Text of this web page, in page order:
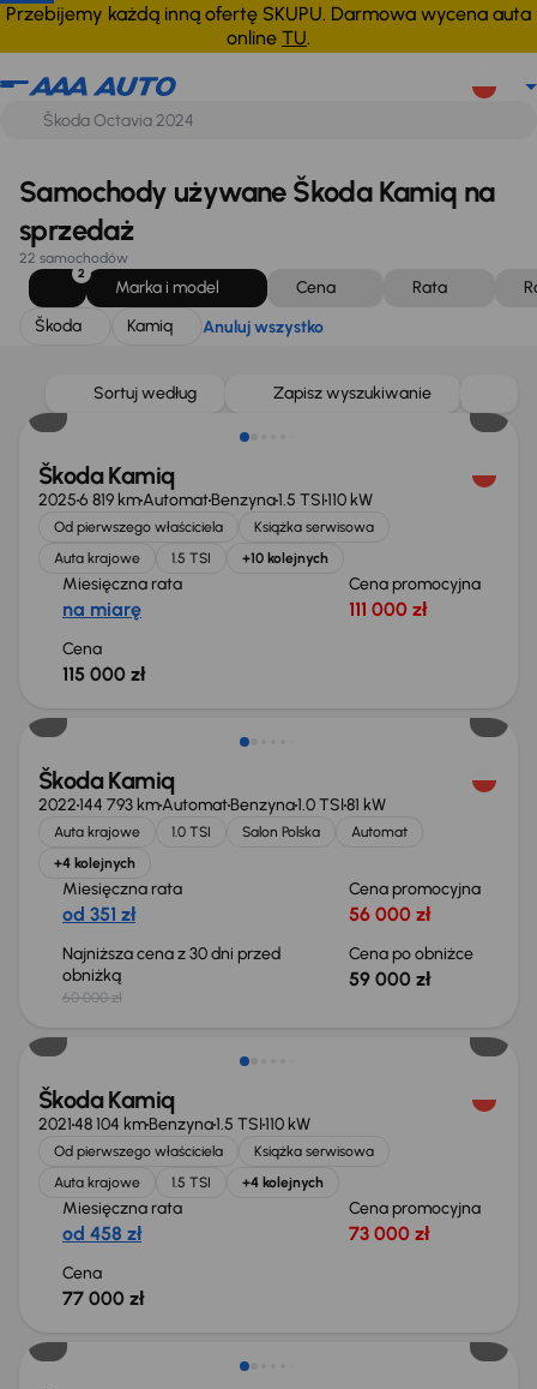
Przebijemy każdą inną ofertę SKUPU. Darmowa wycena auta
online TU.
Škoda Kamiq Anuluj wszystko
Samochody używane Škoda Kamiq na
sprzedaż
22 samochodów
2
Marka i model Cena Rata
Škoda
Kamiq Anuluj wszystko
Sortuj według Zapisz wyszukiwanie
Świeżo skupione
Škoda Kamiq
20256 819 kmAutomatBenzyna1.5 TSI110 kW
Od pierwszego właściciela
Książka serwisowa
Auta krajowe
1.5 TSI +10 kolejnych
Miesięczna rata
na miarę
Cena promocyjna
111 000 zł
Cena
115 000 zł
Taniej o 1 000 zł
Škoda Kamiq
2022144 793 kmAutomatBenzyna1.0 TSI81 kW
Auta krajowe 1.0 TSI Salon Polska
Automat
+4 kolejnych
Miesięczna rata
od 351 zł
Cena promocyjna
56 000 zł
Najniższa cena z 30 dni przed
obniżką
60 000 zł
Cena po obniżce
59 000 zł
Škoda Kamiq
202148 104 kmBenzyna1.5 TSI110 kW
Od pierwszego właściciela
Książka serwisowa
Auta krajowe
1.5 TSI +4 kolejnych
Miesięczna rata
od 458 zł
Cena promocyjna
73 000 zł
Cena
77 000 zł